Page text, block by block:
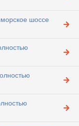
шоссе